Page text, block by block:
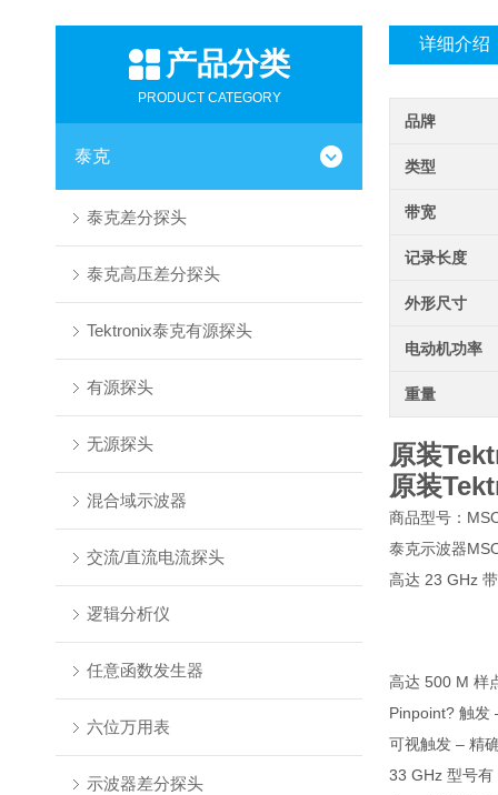
产品分类
PRODUCT CATEGORY
泰克
泰克差分探头
泰克高压差分探头
Tektronix泰克有源探头
有源探头
无源探头
混合域示波器
交流/直流电流探头
逻辑分析仪
任意函数发生器
六位万用表
示波器差分探头
详细介绍
品牌
类型
带宽
记录长度
外形尺寸
电动机功率
重量
原装
原装
商品型号：
泰克示波器
高达 23 GHz
高达 500 M 样
Pinpoint? 触发
可视触发 – 精
33 GHz 型号